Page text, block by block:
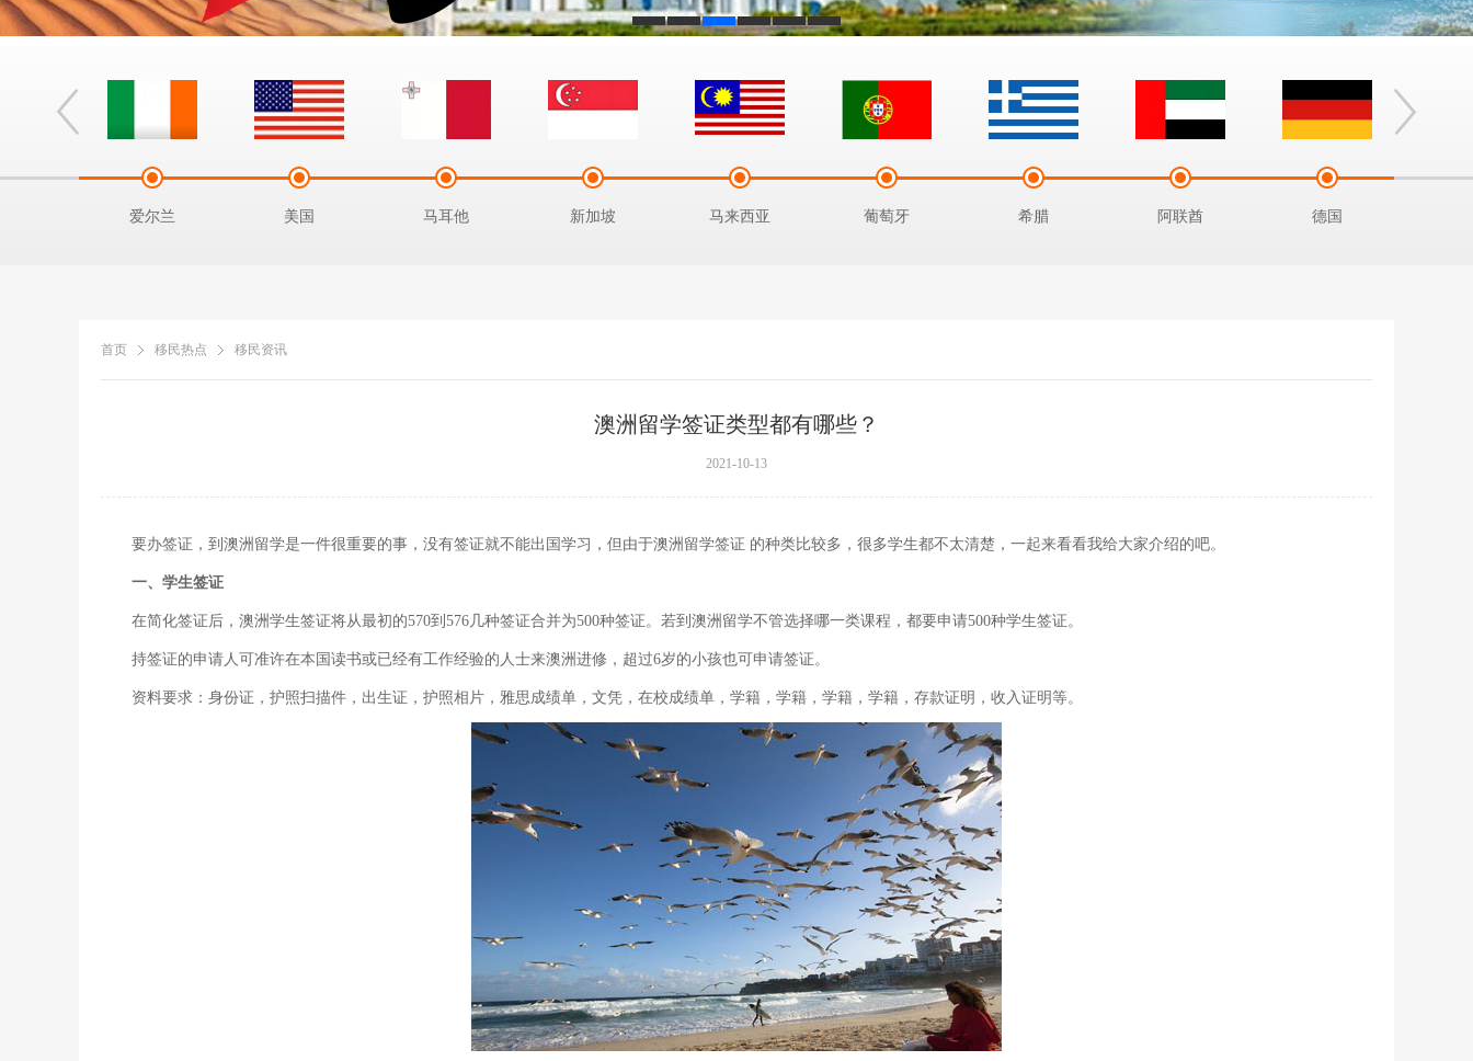
爱尔兰 美国 马耳他 新加坡 马来西亚 葡萄牙 希腊 阿联酋 德国
首页 移民热点 移民资讯
澳洲留学签证类型都有哪些？
2021-10-13
要办签证，到澳洲留学是一件很重要的事，没有签证就不能出国学习，但由于澳洲留学签证 的种类比较多，很多学生都不太清楚，一起来看看我给大家介绍的吧。
一、学生签证
在简化签证后，澳洲学生签证将从最初的570到576几种签证合并为500种签证。若到澳洲留学不管选择哪一类课程，都要申请500种学生签证。
持签证的申请人可准许在本国读书或已经有工作经验的人士来澳洲进修，超过6岁的小孩也可申请签证。
资料要求：身份证，护照扫描件，出生证，护照相片，雅思成绩单，文凭，在校成绩单，学籍，学籍，学籍，学籍，存款证明，收入证明等。